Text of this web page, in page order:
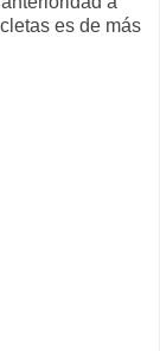
es de más